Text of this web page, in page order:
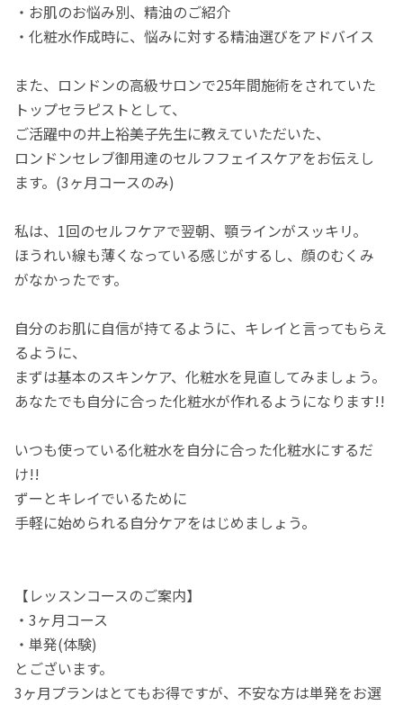
・お肌のお悩み別、精油のご紹介
・化粧水作成時に、悩みに対する精油選びをアドバイス
また、ロンドンの高級サロンで25年間施術をされていた
トップセラピストとして、
ご活躍中の井上裕美子先生に教えていただいた、
ロンドンセレブ御用達のセルフフェイスケアをお伝えし
ます。(3ヶ月コースのみ)
私は、1回のセルフケアで翌朝、顎ラインがスッキリ。
ほうれい線も薄くなっている感じがするし、顔のむくみ
がなかったです。
自分のお肌に自信が持てるように、キレイと言ってもらえ
るように、
まずは基本のスキンケア、化粧水を見直してみましょう。
あなたでも自分に合った化粧水が作れるようになります!!
いつも使っている化粧水を自分に合った化粧水にするだ
け!!
ずーとキレイでいるために
手軽に始められる自分ケアをはじめましょう。
【レッスンコースのご案内】
・3ヶ月コース
・単発(体験)
とございます。
3ヶ月プランはとてもお得ですが、不安な方は単発をお選